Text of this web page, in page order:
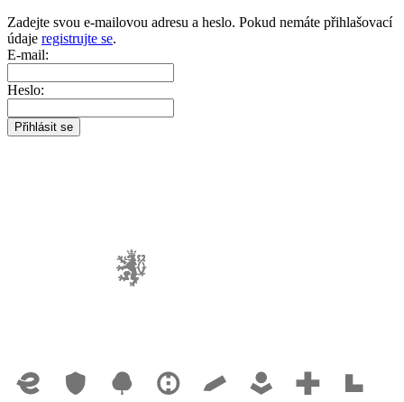
Zadejte svou e-mailovou adresu a heslo. Pokud nemáte přihlašovací
údaje registrujte se.
E-mail:
Heslo: